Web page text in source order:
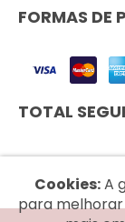
FORMAS DE
TOTAL
Cookies:A
para melhorar